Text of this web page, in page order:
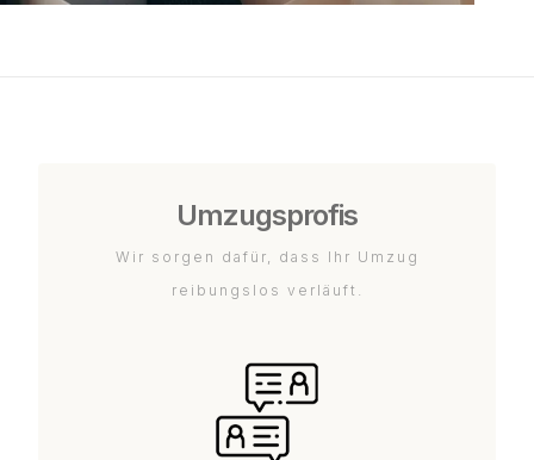
Umzugsprofis
Wir sorgen dafür, dass Ihr Umzug
reibungslos verläuft.